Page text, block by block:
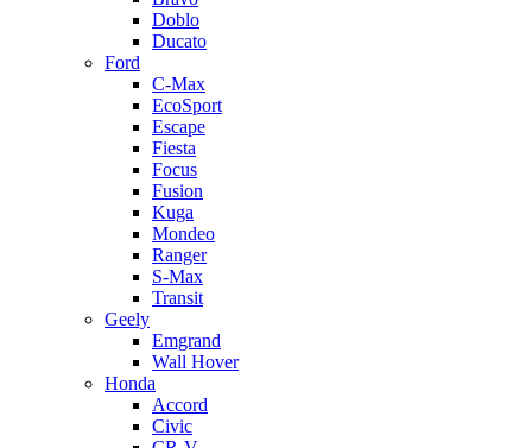
Doblo
Ducato
Ford
C-Max
EcoSport
Escape
Fiesta
Focus
Fusion
Kuga
Mondeo
Ranger
S-Max
Transit
Geely
Emgrand
Wall Hover
Honda
Accord
Civic